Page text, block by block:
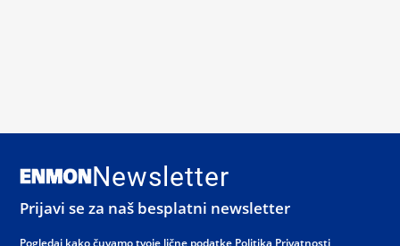
Newsletter
Prijavi se za naš besplatni newsletter
Pogledaj kako čuvamo tvoje lične podatke Politika Privatnosti